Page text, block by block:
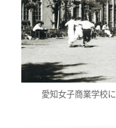
愛知女子商業学校